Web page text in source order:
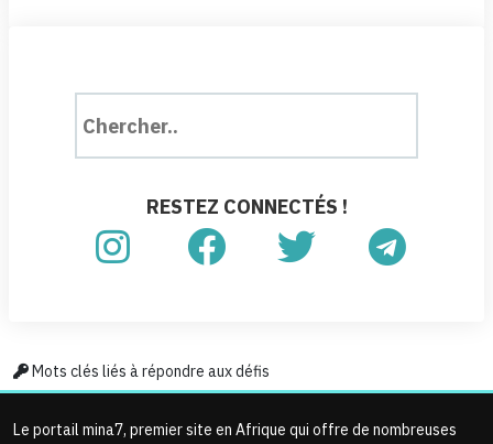
RESTEZ CONNECTÉS !
Mots clés liés à répondre aux défis
Le portail mina7, premier site en Afrique qui offre de nombreuses